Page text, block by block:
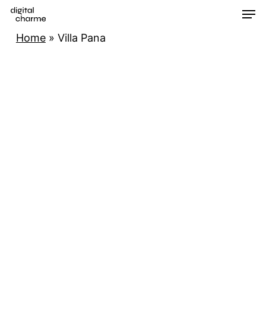
Skip
main
Home» Villa Pana